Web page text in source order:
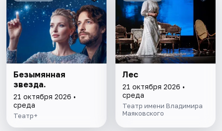
Безымянная
звезда.
21 октября 2026 •
среда
Театр+
Лес
21 октября 2026 •
среда
Театр имени Владимира
Маяковского